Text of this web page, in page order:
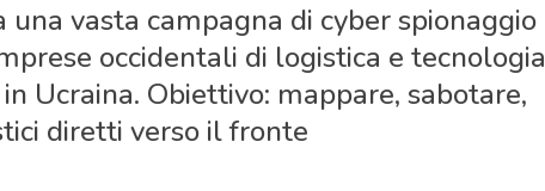
vasta campagna di cyber spionaggio
occidentali di logistica e tecnologia
Ucraina. Obiettivo: mappare, sabotare,
diretti verso il fronte